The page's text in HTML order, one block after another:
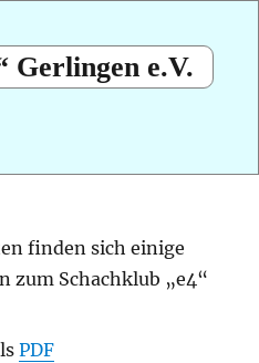
Gerlingen e.V.
finden sich einige
zum Schachklub „e4“
PDF